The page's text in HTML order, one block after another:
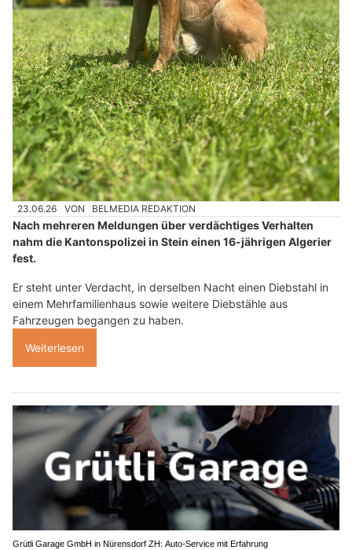
23.06.26 VON BELMEDIA REDAKTION
Nach mehreren Meldungen über verdächtiges Verhalten
nahm die Kantonspolizei in Stein einen 16-jährigen Algerier
fest.
Er steht unter Verdacht, in derselben Nacht einen Diebstahl in
einem Mehrfamilienhaus sowie weitere Diebstähle aus
Fahrzeugen begangen zu haben.
Weiterlesen
Grütli Garage GmbH in Nürensdorf ZH: Auto-Service mit Erfahrung